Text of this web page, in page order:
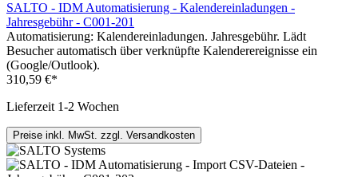
SALTO - IDM Automatisierung - Kalendereinladungen -
Jahresgebühr - C001-201
Automatisierung: Kalendereinladungen. Jahresgebühr. Lädt
Besucher automatisch über verknüpfte Kalenderereignisse ein
(Google/Outlook).
310,59 €*
Lieferzeit 1-2 Wochen
Preise inkl. MwSt. zzgl. Versandkosten